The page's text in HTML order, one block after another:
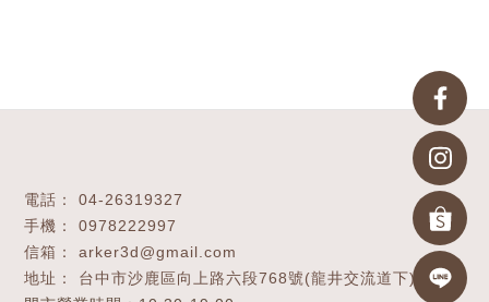
04-26319327
0978222997
arker3d@gmail.com
台中市沙鹿區向上路六段768號(龍井交流道下)